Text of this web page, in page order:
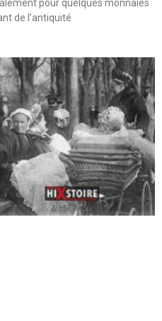
pour quelques monnaies
de l’antiquité